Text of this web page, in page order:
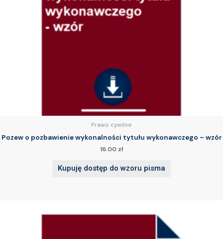
Prawo cywilne
Pozew o pozbawienie wykonalności tytułu wykonawczego – wzór
16.00 zł
Kupuję dostęp do wzoru pisma